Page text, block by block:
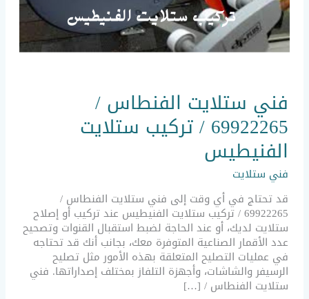
فني ستلايت الفنطاس /
69922265 / تركيب ستلايت
الفنيطيس
فني ستلايت
قد تحتاج في أي وقت إلى فني ستلايت الفنطاس /
69922265 / تركيب ستلايت الفنيطيس عند تركيب أو إصلاح
ستلايت لديك، أو عند الحاجة لضبط استقبال القنوات وتصحيح
عدد الأقمار الصناعية المتوفرة معك، بجانب أنك قد تحتاجه
في عمليات التصليح المتعلقة بهذه الأمور مثل تصليح
الرسيفر والشاشات، وأجهزة التلفاز بمختلف إصداراتها. فني
ستلايت الفنطاس / […]
ستلايت
الفنطاس
/
69922265
/
تركيب
ستلايت
الفنيطيس